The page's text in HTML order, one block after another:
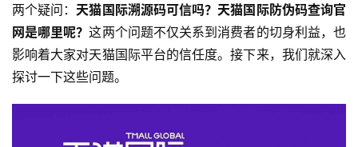
两个疑问： 天猫国际溯源码可信吗？天猫国际防伪码查询官
网是哪里呢？这两个问题不仅关系到消费者的切身利益，也
影响着大家对天猫国际平台的信任度。接下来，我们就深入
探讨一下这些问题。